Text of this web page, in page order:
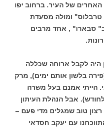
האחרים של העיר. ברחוב יפו
טרבלוס" ומולה מסעדת
סבארו" , אחד מרבים
היה לקבל ארוחה שכללה
בלשון אותם ימים), מרק
הייתי אמנם בעל משרה
טובה (80 לירות לחודש). אבל הנהלת העיתון
טוב שמגלים מדי פעם –
עם יעקב חסדאי